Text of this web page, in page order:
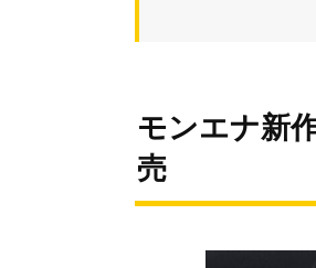
モンエナ新
売